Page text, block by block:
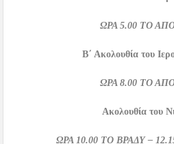
ΩΡΑ 5.00 ΤΟ
Β΄ Ακολουθία του
ΩΡΑ 8.00 ΤΟ
Ακολουθία του
ΩΡΑ 10.00 ΤΟ ΒΡΑΔΥ –